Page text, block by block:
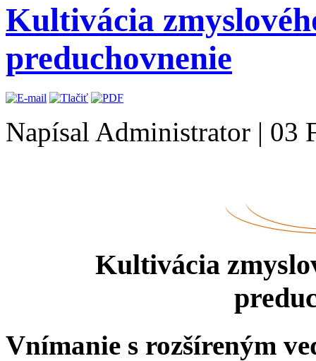
Kultivácia
preduchovnenie
Napísal Administrator | 03
Kultivácia
Vnímanie s rozšíreným